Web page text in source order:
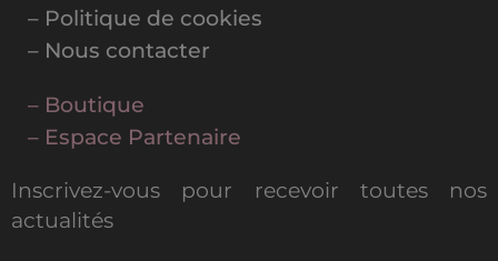
– Politique de cookies
– Nous contacter
– Boutique
– Espace Partenaire
Inscrivez-vous pour recevoir toutes nos
actualités